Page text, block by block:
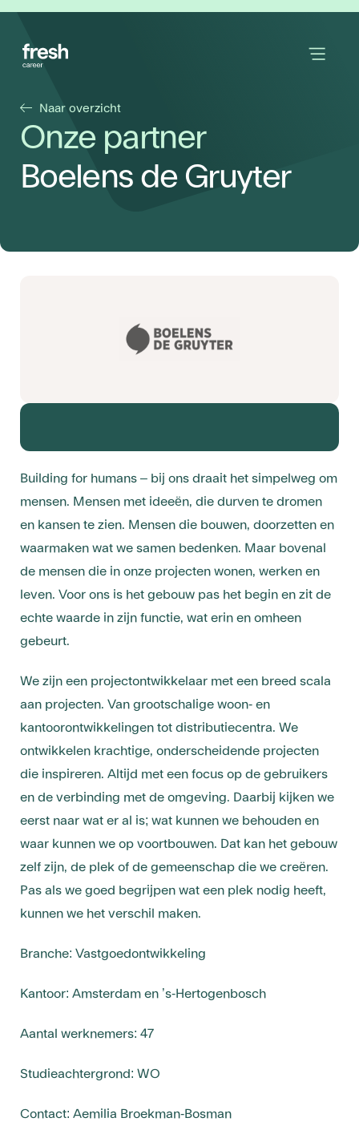
Naar overzicht
Onze partner
Boelens de Gruyter
Building for humans – bij ons draait het simpelweg om
mensen. Mensen met ideeën, die durven te dromen
en kansen te zien. Mensen die bouwen, doorzetten en
waarmaken wat we samen bedenken. Maar bovenal
de mensen die in onze projecten wonen, werken en
leven. Voor ons is het gebouw pas het begin en zit de
echte waarde in zijn functie, wat erin en omheen
gebeurt.
We zijn een projectontwikkelaar met een breed scala
aan projecten. Van grootschalige woon- en
kantoorontwikkelingen tot distributiecentra. We
ontwikkelen krachtige, onderscheidende projecten
die inspireren. Altijd met een focus op de gebruikers
en de verbinding met de omgeving. Daarbij kijken we
eerst naar wat er al is; wat kunnen we behouden en
waar kunnen we op voortbouwen. Dat kan het gebouw
zelf zijn, de plek of de gemeenschap die we creëren.
Pas als we goed begrijpen wat een plek nodig heeft,
kunnen we het verschil maken.
Branche: Vastgoedontwikkeling
Kantoor: Amsterdam en ’s-Hertogenbosch
Aantal werknemers: 47
Studieachtergrond: WO
Contact: Aemilia Broekman-Bosman